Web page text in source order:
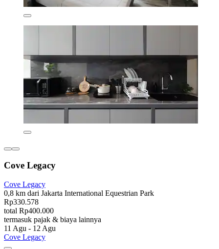
Cove Legacy
Cove Legacy
0,8 km dari Jakarta International Equestrian Park
Rp330.578
total Rp400.000
termasuk pajak & biaya lainnya
11 Agu - 12 Agu
Cove Legacy